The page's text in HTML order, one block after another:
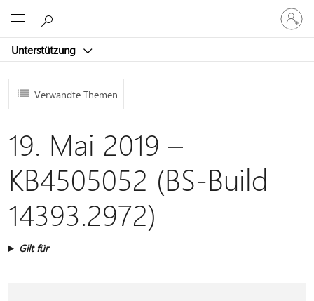
Unterstützung
Bei
Ihrem
Konto
Verwandte Themen
19. Mai 2019 –
KB4505052 (BS-Build
14393.2972)
Gilt für